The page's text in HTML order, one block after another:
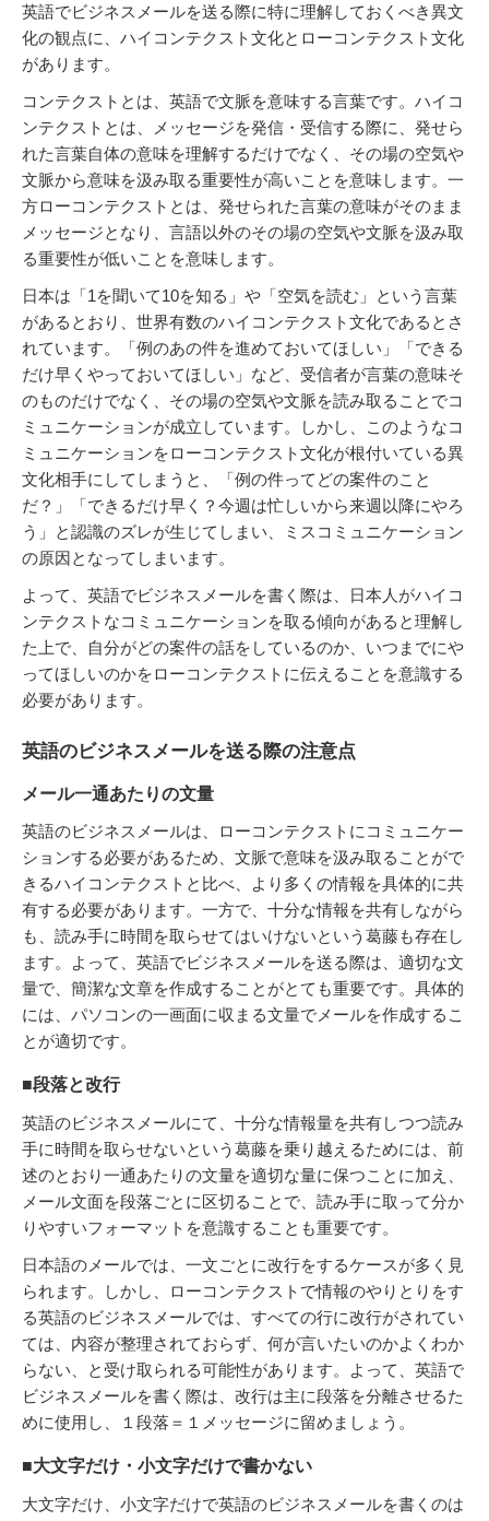
英語でビジネスメールを送る際に特に理解しておくべき異文
化の観点に、ハイコンテクスト文化とローコンテクスト文化
があります。
コンテクストとは、英語で文脈を意味する言葉です。ハイコ
ンテクストとは、メッセージを発信・受信する際に、発せら
れた言葉自体の意味を理解するだけでなく、その場の空気や
文脈から意味を汲み取る重要性が高いことを意味します。一
方ローコンテクストとは、発せられた言葉の意味がそのまま
メッセージとなり、言語以外のその場の空気や文脈を汲み取
る重要性が低いことを意味します。
日本は「1を聞いて10を知る」や「空気を読む」という言葉
があるとおり、世界有数のハイコンテクスト文化であるとさ
れています。「例のあの件を進めておいてほしい」「できる
だけ早くやっておいてほしい」など、受信者が言葉の意味そ
のものだけでなく、その場の空気や文脈を読み取ることでコ
ミュニケーションが成立しています。しかし、このようなコ
ミュニケーションをローコンテクスト文化が根付いている異
文化相手にしてしまうと、「例の件ってどの案件のこと
だ？」「できるだけ早く？今週は忙しいから来週以降にやろ
う」と認識のズレが生じてしまい、ミスコミュニケーション
の原因となってしまいます。
よって、英語でビジネスメールを書く際は、日本人がハイコ
ンテクストなコミュニケーションを取る傾向があると理解し
た上で、自分がどの案件の話をしているのか、いつまでにや
ってほしいのかをローコンテクストに伝えることを意識する
必要があります。
英語のビジネスメールを送る際の注意点
メール一通あたりの文量
英語のビジネスメールは、ローコンテクストにコミュニケー
ションする必要があるため、文脈で意味を汲み取ることがで
きるハイコンテクストと比べ、より多くの情報を具体的に共
有する必要があります。一方で、十分な情報を共有しながら
も、読み手に時間を取らせてはいけないという葛藤も存在し
ます。よって、英語でビジネスメールを送る際は、適切な文
量で、簡潔な文章を作成することがとても重要です。具体的
には、パソコンの一画面に収まる文量でメールを作成するこ
とが適切です。
■段落と改行
英語のビジネスメールにて、十分な情報量を共有しつつ読み
手に時間を取らせないという葛藤を乗り越えるためには、前
述のとおり一通あたりの文量を適切な量に保つことに加え、
メール文面を段落ごとに区切ることで、読み手に取って分か
りやすいフォーマットを意識することも重要です。
日本語のメールでは、一文ごとに改行をするケースが多く見
られます。しかし、ローコンテクストで情報のやりとりをす
る英語のビジネスメールでは、すべての行に改行がされてい
ては、内容が整理されておらず、何が言いたいのかよくわか
らない、と受け取られる可能性があります。よって、英語で
ビジネスメールを書く際は、改行は主に段落を分離させるた
めに使用し、１段落＝１メッセージに留めましょう。
■大文字だけ・小文字だけで書かない
大文字だけ、小文字だけで英語のビジネスメールを書くのは